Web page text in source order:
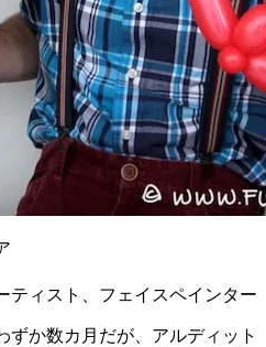
ティスト、フェイスペインター
ずか数カ月だが、アルディット